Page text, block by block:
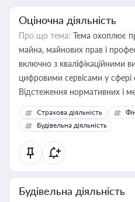
Оціночна діяльність
Про що тема: Тема охоплює
майна, майнових прав і
включно з кваліфікаційними
цифровими сервісами у сфері
Відстеження нормативних і
корисне для власника
бухгалтера під час
державного майна,
статусу суб'єктів оціночної
Страхова діяльність
Будівельна діяльність
Будівельна діяльність